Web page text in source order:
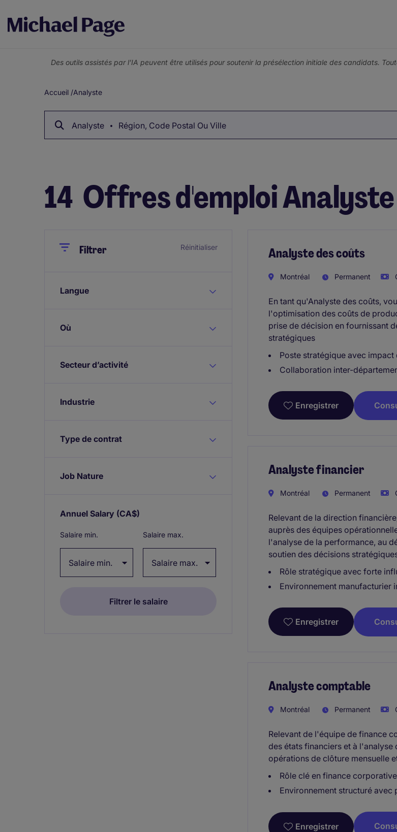
Des outils assistés par l’IA peuvent être utilisés pour soutenir la présélection initiale des candidats.
Fil
d'Ariane
Accueil /Analyste
Analyste Région, Code Postal Ou Ville
14 Offres d'emploi Analyste
CloseFiltrer Réinitialiser
Langue
Où
Secteur d’activité
Industrie
Type de contrat
Job Nature
Annuel Salary (CA$)
Salaire min. Salaire max.
Analyste des coûts
Montréal Permanent
En tant qu'Analyste des coûts,
l'optimisation des coûts de
prise de décision en fournissant
stratégiques
Poste stratégique avec
Collaboration inter-
Enregistrer
Analyste financier
Montréal Permanent
Relevant de la direction
auprès des équipes
l'analyse de la performance, au
soutien des décisions
Rôle stratégique avec forte
Environnement manufacturier
Enregistrer
Analyste comptable
Montréal Permanent
Relevant de l'équipe de finance
des états financiers et à
opérations de clôture mensuelle
Rôle clé en finance
Environnement structuré
Enregistrer